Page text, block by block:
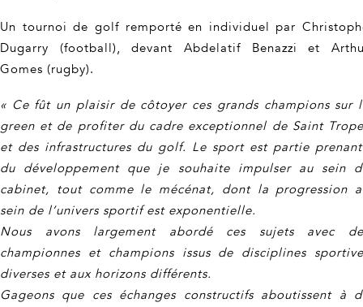
Un tournoi de golf remporté en individuel par
Dugarry (football), devant Abdelatif Benazzi et
Gomes (rugby).
« Ce fût un plaisir de côtoyer ces grands champions sur
green et de profiter du cadre exceptionnel de Saint
et des infrastructures du golf. Le sport est partie
du développement que je souhaite impulser au sein
cabinet, tout comme le mécénat, dont la progression
sein de l’univers sportif est exponentielle.
Nous avons largement abordé ces sujets avec
championnes et champions issus de disciplines
diverses et aux horizons différents.
Gageons que ces échanges constructifs aboutissent à